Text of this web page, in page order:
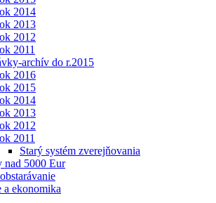
2014
2013
2012
2011
archív do r.2015
2016
2015
2014
2013
2012
2011
Starý systém zverejňovania
nad 5000 Eur
a ekonomika